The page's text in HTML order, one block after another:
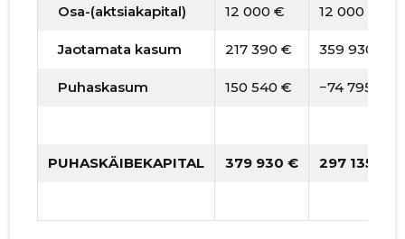
Osa-(aktsiakapital) 12 000 € 12 000 €
Jaotamata kasum 217 390 € 359 930 €
Puhaskasum 150 540 € −74 795 €
PUHASKÄIBEKAPITAL 379 930 € 297 135 €